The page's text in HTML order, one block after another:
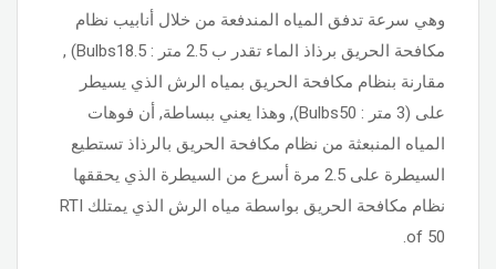
وهي سرعة تدفق المياه المندفعة من خلال أنابيب نظام
مكافحة الحريق برذاذ الماء تقدر ب 2.5 متر : Bulbs18.5) ,
مقارنة بنظام مكافحة الحريق بمياه الرش الذي يسيطر
على (3 متر : Bulbs50), وهذا يعني ببساطة, أن فوهات
المياه المنبعثة من نظام مكافحة الحريق بالرذاذ تستطيع
السيطرة على 2.5 مرة أسرع من السيطرة الذي يحققها
نظام مكافحة الحريق بواسطة مياه الرش الذي يمتلك RTI
of 50.